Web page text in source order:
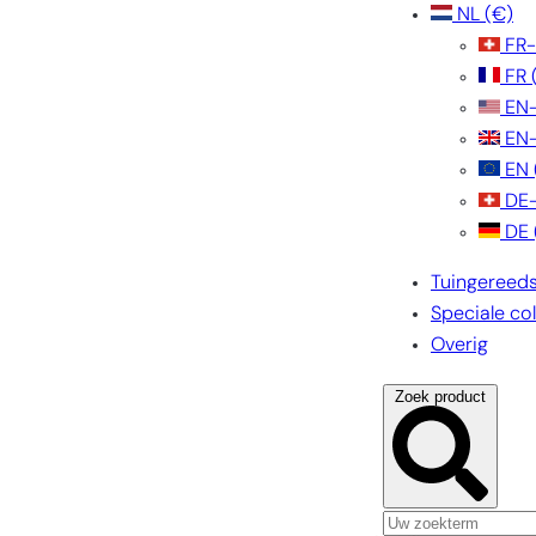
NL (€)
FR
EN
DE
Speciale
Overig
Zoek product